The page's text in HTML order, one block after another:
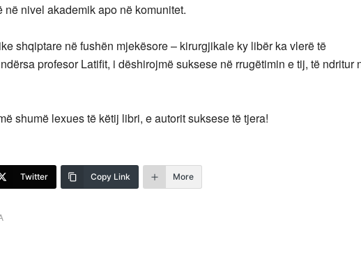
në nivel akademik apo në komunitet.
shqiptare në fushën mjekësore – kirurgjikale ky libër ka vlerë të
profesor Latifit, i dëshirojmë suksese në rrugëtimin e tij, të ndritur
shumë lexues të këtij libri, e autorit suksese të tjera!
Twitter Copy Link More